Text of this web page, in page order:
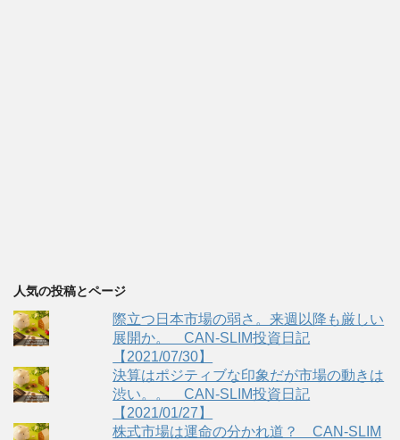
人気の投稿とページ
際立つ日本市場の弱さ。来週以降も厳しい
展開か。 CAN-SLIM投資日記
【2021/07/30】
決算はポジティブな印象だが市場の動きは
渋い。。 CAN-SLIM投資日記
【2021/01/27】
株式市場は運命の分かれ道？ CAN-SLIM